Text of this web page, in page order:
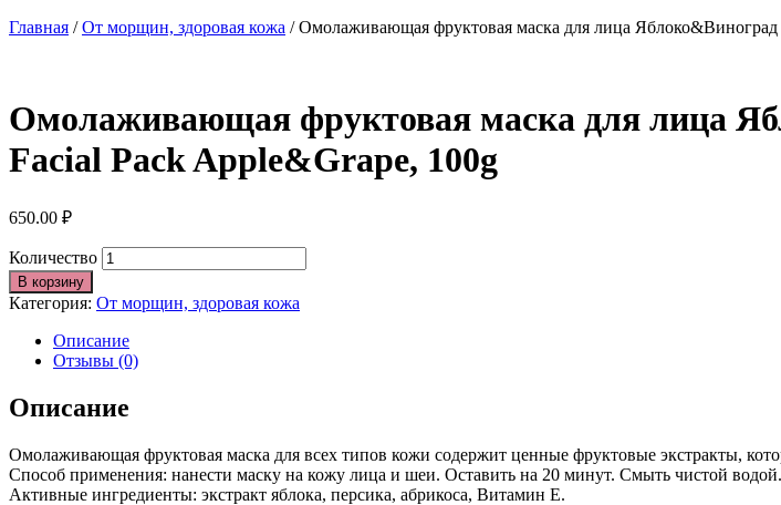
Главная /От морщин, здоровая кожа / Омолаживающая фруктовая маска для лица
Омолаживающая фруктовая маска для лица
Facial Pack Apple&Grape, 100g
650.00 ₽
Количество
В корзину
Категория: От морщин, здоровая кожа
Описание
Отзывы (0)
Описание
Омолаживающая фруктовая маска для всех типов кожи содержит ценные фруктовые экстракты,
Способ применения: нанести маску на кожу лица и шеи. Оставить на 20 минут. Смыть чистой водой.
Активные ингредиенты: экстракт яблока, персика, абрикоса, Витамин E.